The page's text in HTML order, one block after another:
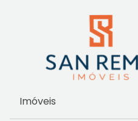
Imóveis